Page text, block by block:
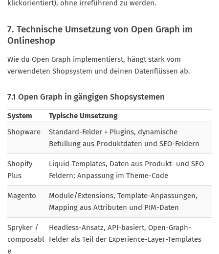
klickorientiert), ohne irreführend zu werden.
7. Technische Umsetzung von Open Graph im
Onlineshop
Wie du Open Graph implementierst, hängt stark vom
verwendeten Shopsystem und deinen Datenflüssen ab.
7.1 Open Graph in gängigen Shopsystemen
System
Typische Umsetzung
Shopware
Standard-Felder + Plugins, dynamische
Befüllung aus Produktdaten und SEO-Feldern
Shopify
Plus
Liquid-Templates, Daten aus Produkt- und SEO-
Feldern; Anpassung im Theme-Code
Magento
Module/Extensions, Template-Anpassungen,
Mapping aus Attributen und PIM-Daten
Spryker /
composabl
e
Headless-Ansatz, API-basiert, Open-Graph-
Felder als Teil der Experience-Layer-Templates